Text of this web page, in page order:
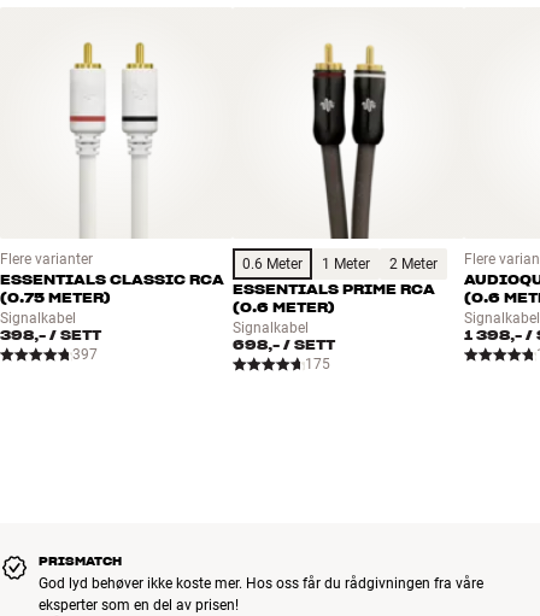
OBS: Hi-Fi Klubben kan levere hele sortimentet fra AudioQuest.
Kontakt din butikk hvis du er interessert i et spesialprodukt som
ikke er vist på vår hjemmeside. Så skaffer vi det for deg.
Flere varianter
ESSENTIALS CLASSIC RCA
(0.75 METER)
Signalkabel
398,- / SETT
397
0.6 Meter 1 Meter 2 Meter
ESSENTIALS PRIME RCA
(0.6 METER)
Signalkabel
698,-/ SETT
175
Flere
(0.6
Signalkabel
1 398,- /
PRISMATCH
God lyd behøver ikke koste mer. Hos oss får du rådgivningen fra våre
eksperter som en del av prisen!